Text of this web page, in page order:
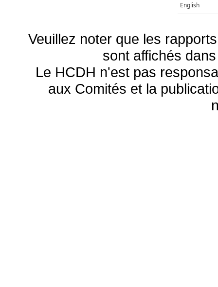
English
Veuillez noter que les
sont affichés
Le HCDH n'est pas
aux Comités et la